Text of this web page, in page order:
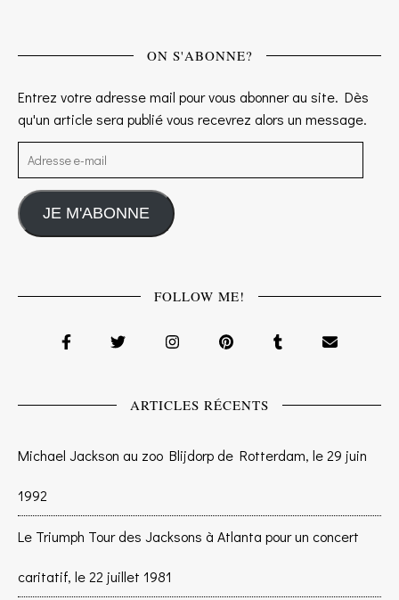
ON S'ABONNE?
Entrez votre adresse mail pour vous abonner au site. Dès
qu'un article sera publié vous recevrez alors un message.
Adresse e-mail
JE M'ABONNE
FOLLOW ME!
ARTICLES RÉCENTS
Michael Jackson au zoo Blijdorp de Rotterdam, le 29 juin
1992
Le Triumph Tour des Jacksons à Atlanta pour un concert
caritatif, le 22 juillet 1981